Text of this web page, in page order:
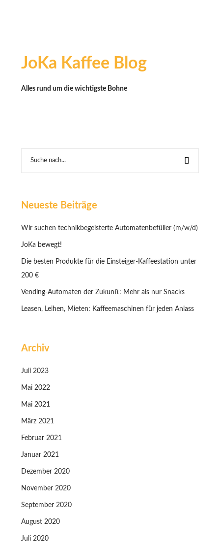
JoKa Kaffee Blog
Alles rund um die wichtigste Bohne
Neueste Beiträge
Wir suchen technikbegeisterte Automatenbefüller (m/w/d)
JoKa bewegt!
Die besten Produkte für die Einsteiger-Kaffeestation unter
200 €
Vending-Automaten der Zukunft: Mehr als nur Snacks
Leasen, Leihen, Mieten: Kaffeemaschinen für jeden Anlass
Archiv
Juli 2023
Mai 2022
Mai 2021
März 2021
Februar 2021
Januar 2021
Dezember 2020
November 2020
September 2020
August 2020
Juli 2020